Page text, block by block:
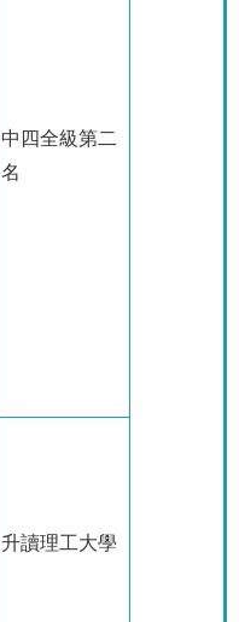
中四全級第二
名
升讀理工大學